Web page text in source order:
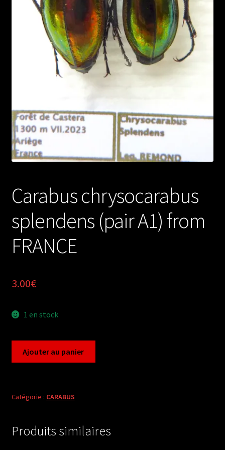
Carabus chrysocarabus
splendens (pair A1) from
FRANCE
3.00€
1 en stock
splendens
from
Ajouter au panier
Catégorie : CARABUS
Produits similaires